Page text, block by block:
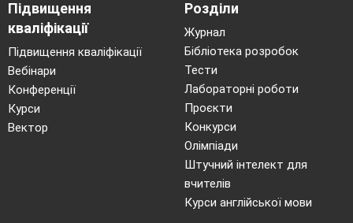
Підвищення
кваліфікації
Підвищення кваліфікації
Вебінари
Конференції
Курси
Вектор
Розділи
Журнал
Бібліотека розробок
Тести
Лабораторні роботи
Проєкти
Конкурси
Олімпіади
Штучний інтелект для
вчителів
Курси англійської мови